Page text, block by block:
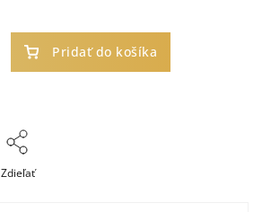
Pridať do košíka
Zdieľať